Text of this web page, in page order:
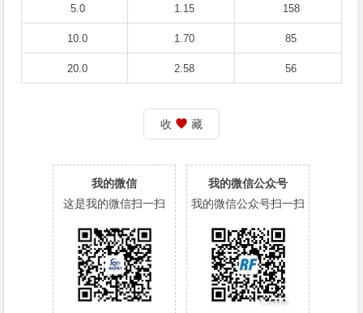
5.0 1.15 158
10.0 1.70 85
20.0 2.58 56
收 藏
我的微信
这是我的微信扫一扫
我的微信公众号
我的微信公众号扫一扫